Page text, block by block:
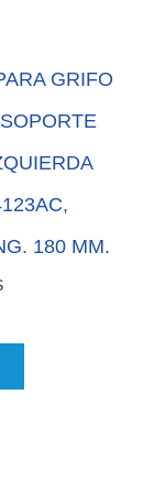
GRIFO
180 MM.